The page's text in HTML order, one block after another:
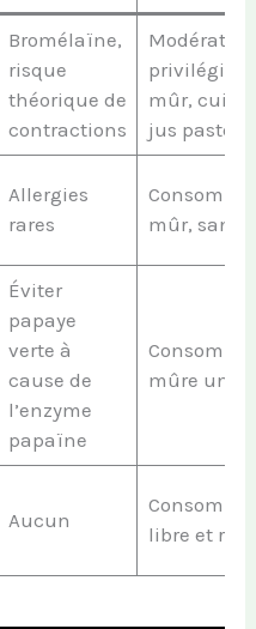
Bromélaïne,
risque
théorique de
contractions
privilégier
mûr,
jus
Allergies
rares
mûr, sans
Éviter
papaye
verte à
cause de
l’enzyme
papaïne
mûre
Aucun
libre et